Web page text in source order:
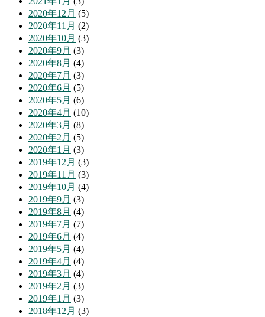
2020年12月 (5)
2020年11月 (2)
2020年10月 (3)
2020年9月 (3)
2020年8月 (4)
2020年7月 (3)
2020年6月 (5)
2020年5月 (6)
2020年4月 (10)
2020年3月 (8)
2020年2月 (5)
2020年1月 (3)
2019年12月 (3)
2019年11月 (3)
2019年10月 (4)
2019年9月 (3)
2019年8月 (4)
2019年7月 (7)
2019年6月 (4)
2019年5月 (4)
2019年4月 (4)
2019年3月 (4)
2019年2月 (3)
2019年1月 (3)
2018年12月 (3)